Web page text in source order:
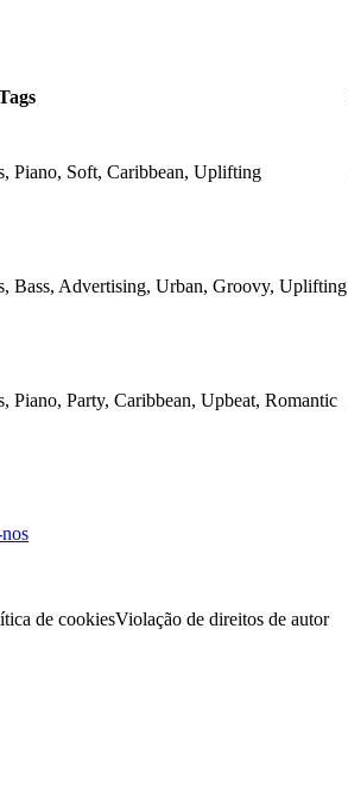
Piano, Soft, Caribbean, Uplifting
Bass, Advertising, Urban, Groovy, Uplifting
Piano, Party, Caribbean, Upbeat, Romantic
de cookiesViolação de direitos de autor